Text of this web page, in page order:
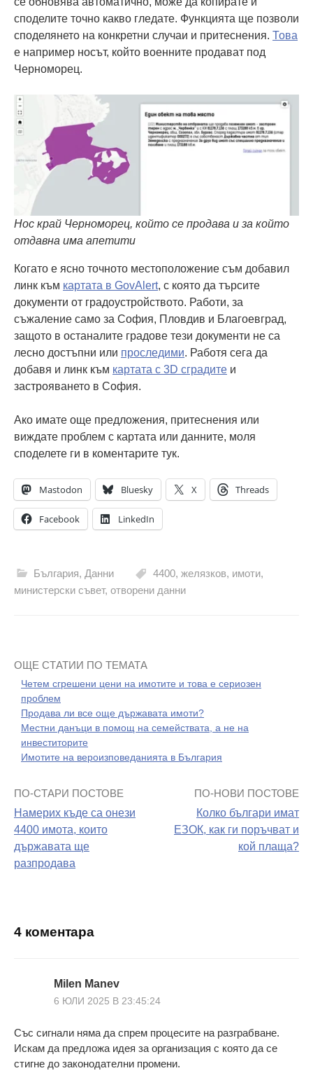
споделите точно какво гледате. Функцията ще позволи
споделянето на конкретни случаи и притеснения. Това
е например носът, който военните продават под
Черноморец.
Нос край Черноморец, който се продава и за който
отдавна има апетити
Когато е ясно точното местоположение съм добавил
линк към картата в GovAlert, с която да търсите
документи от градоустройството. Работи, за
съжаление само за София, Пловдив и Благоевград,
защото в останалите градове тези документи не са
лесно достъпни или проследими. Работя сега да
добавя и линк към картата с 3D сградите и
застрояването в София.
Ако имате още предложения, притеснения или
виждате проблем с картата или данните, моля
споделете ги в коментарите тук.
Mastodon Bluesky X Threads
Facebook LinkedIn
България, Данни 4400, желязков, имоти,
министерски съвет, отворени данни
ОЩЕ СТАТИИ ПО ТЕМАТА
Четем сгрешени цени на имотите и това е сериозен
проблем
Продава ли все още държавата имоти?
Местни данъци в помощ на семействата, а не на
инвеститорите
Имотите на вероизповеданията в България
Навигация
на
поста
ПО-СТАРИ ПОСТОВЕ
Намерих къде са онези
4400 имота, които
държавата ще
разпродава
ПО-НОВИ ПОСТОВЕ
Колко българи имат
ЕЗОК, как ги поръчват и
кой плаща?
4 коментара
Milen Manev
6 ЮЛИ 2025 В 23:45:24
Със сигнали няма да спрем процесите на разграбване.
Искам да предложа идея за организация с която да се
стигне до законодателни промени.